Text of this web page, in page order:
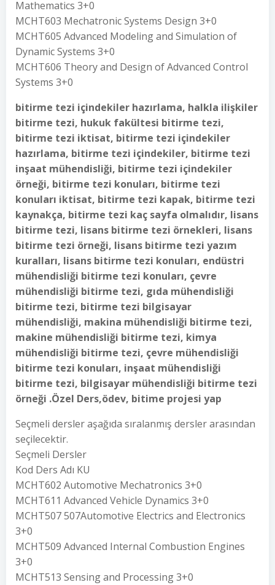
Mathematics 3+0
MCHT603 Mechatronic Systems Design 3+0
MCHT605 Advanced Modeling and Simulation of
Dynamic Systems 3+0
MCHT606 Theory and Design of Advanced Control
Systems 3+0
bitirme tezi içindekiler hazırlama, halkla ilişkiler
bitirme tezi, hukuk fakültesi bitirme tezi,
bitirme tezi iktisat, bitirme tezi içindekiler
hazırlama, bitirme tezi içindekiler, bitirme tezi
inşaat mühendisliği, bitirme tezi içindekiler
örneği, bitirme tezi konuları, bitirme tezi
konuları iktisat, bitirme tezi kapak, bitirme tezi
kaynakça, bitirme tezi kaç sayfa olmalıdır, lisans
bitirme tezi, lisans bitirme tezi örnekleri, lisans
bitirme tezi örneği, lisans bitirme tezi yazım
kuralları, lisans bitirme tezi konuları, endüstri
mühendisliği bitirme tezi konuları, çevre
mühendisliği bitirme tezi, gıda mühendisliği
bitirme tezi, bitirme tezi bilgisayar
mühendisliği, makina mühendisliği bitirme tezi,
makine mühendisliği bitirme tezi, kimya
mühendisliği bitirme tezi, çevre mühendisliği
bitirme tezi konuları, inşaat mühendisliği
bitirme tezi, bilgisayar mühendisliği bitirme tezi
örneği .Özel Ders,ödev, bitime projesi yap
Seçmeli dersler aşağıda sıralanmış dersler arasından
seçilecektir.
Seçmeli Dersler
Kod Ders Adı KU
MCHT602 Automotive Mechatronics 3+0
MCHT611 Advanced Vehicle Dynamics 3+0
MCHT507 507Automotive Electrics and Electronics
3+0
MCHT509 Advanced Internal Combustion Engines
3+0
MCHT513 Sensing and Processing 3+0